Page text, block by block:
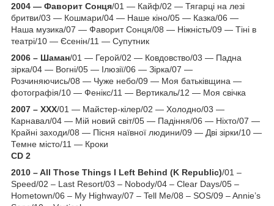
2004 — Фаворит Сонця/01 — Кайф/02 — Тягарці на лезі
бритви/03 — Кошмари/04 — Наше кіно/05 — Казка/06 —
Наша музика/07 — Фаворит Сонця/08 — Ніжність/09 — Тіні в
театрі/10 — Єсенін/11 — Супутник
2006 – Шаман/01 — Герой/02 — Ковдовство/03 — Падна
зірка/04 — Вогні/05 — Ілюзії/06 — Зірка/07 —
Розчиняючись/08 — Чуже небо/09 — Моя батьківщина —
фотографія/10 — Фенікс/11 — Вертикаль/12 — Моя свічка
2007 – XXX/01 — Майстер-кілер/02 — Холодно/03 —
Карнавал/04 — Мій новий світ/05 — Падіння/06 — Ніхто/07 —
Крайні заходи/08 — Пісня наївної людини/09 — Дві зірки/10 —
Темне місто/11 — Кроки
CD 2
2010 – All Those Things I Left Behind (K Republic)/01 –
Speed/02 – Last Resort/03 – Nobody/04 – Clear Days/05 –
Hometown/06 – My Highway/07 – Tell Me/08 – SOS/09 – Annie’s